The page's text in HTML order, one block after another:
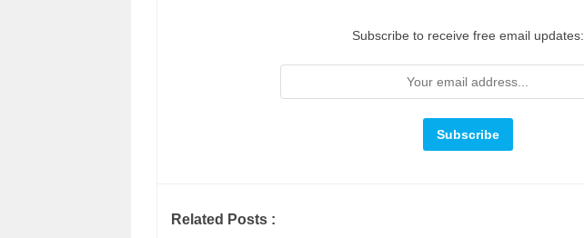
Subscribe to receive free email updates:
Related Posts :